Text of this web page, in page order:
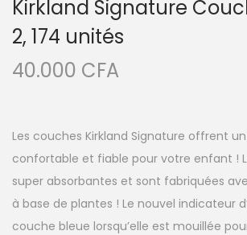
Kirkland Signature
2, 174 unités
40.000 CFA
Les couches Kirkland Signature offrent
confortable et fiable pour votre enfant !
super absorbantes et sont fabriquées
à base de plantes ! Le nouvel indicateur
couche bleue lorsqu’elle est mouillée